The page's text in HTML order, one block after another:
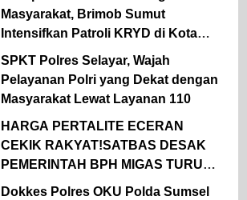
Masyarakat, Brimob Sumut
Intensifkan Patroli KRYD di Kota
Medan
SPKT Polres Selayar, Wajah
Pelayanan Polri yang Dekat dengan
Masyarakat Lewat Layanan 110
HARGA PERTALITE ECERAN
CEKIK RAKYAT!SATBAS DESAK
PEMERINTAH BPH MIGAS TURUN
TANGAN
Dokkes Polres OKU Polda Sumsel